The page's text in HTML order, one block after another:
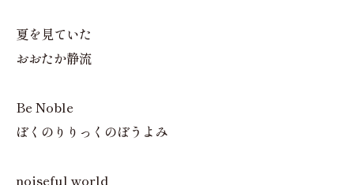
夏を見ていた
おおたか静流
Be Noble
ぼくのりりっくのぼうよみ
noiseful world